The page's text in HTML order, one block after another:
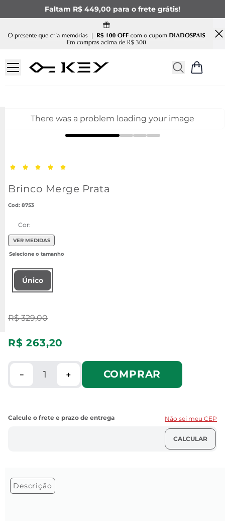
Faltam R$ 449,00 para o frete grátis!
There was a problem loading your image
Brinco Merge Prata
: 8753
Cor:
VER MEDIDAS
Único
R$ 329,00
R$ 263,20
＋
－ COMPRAR
Não sei meu CEP
Descrição